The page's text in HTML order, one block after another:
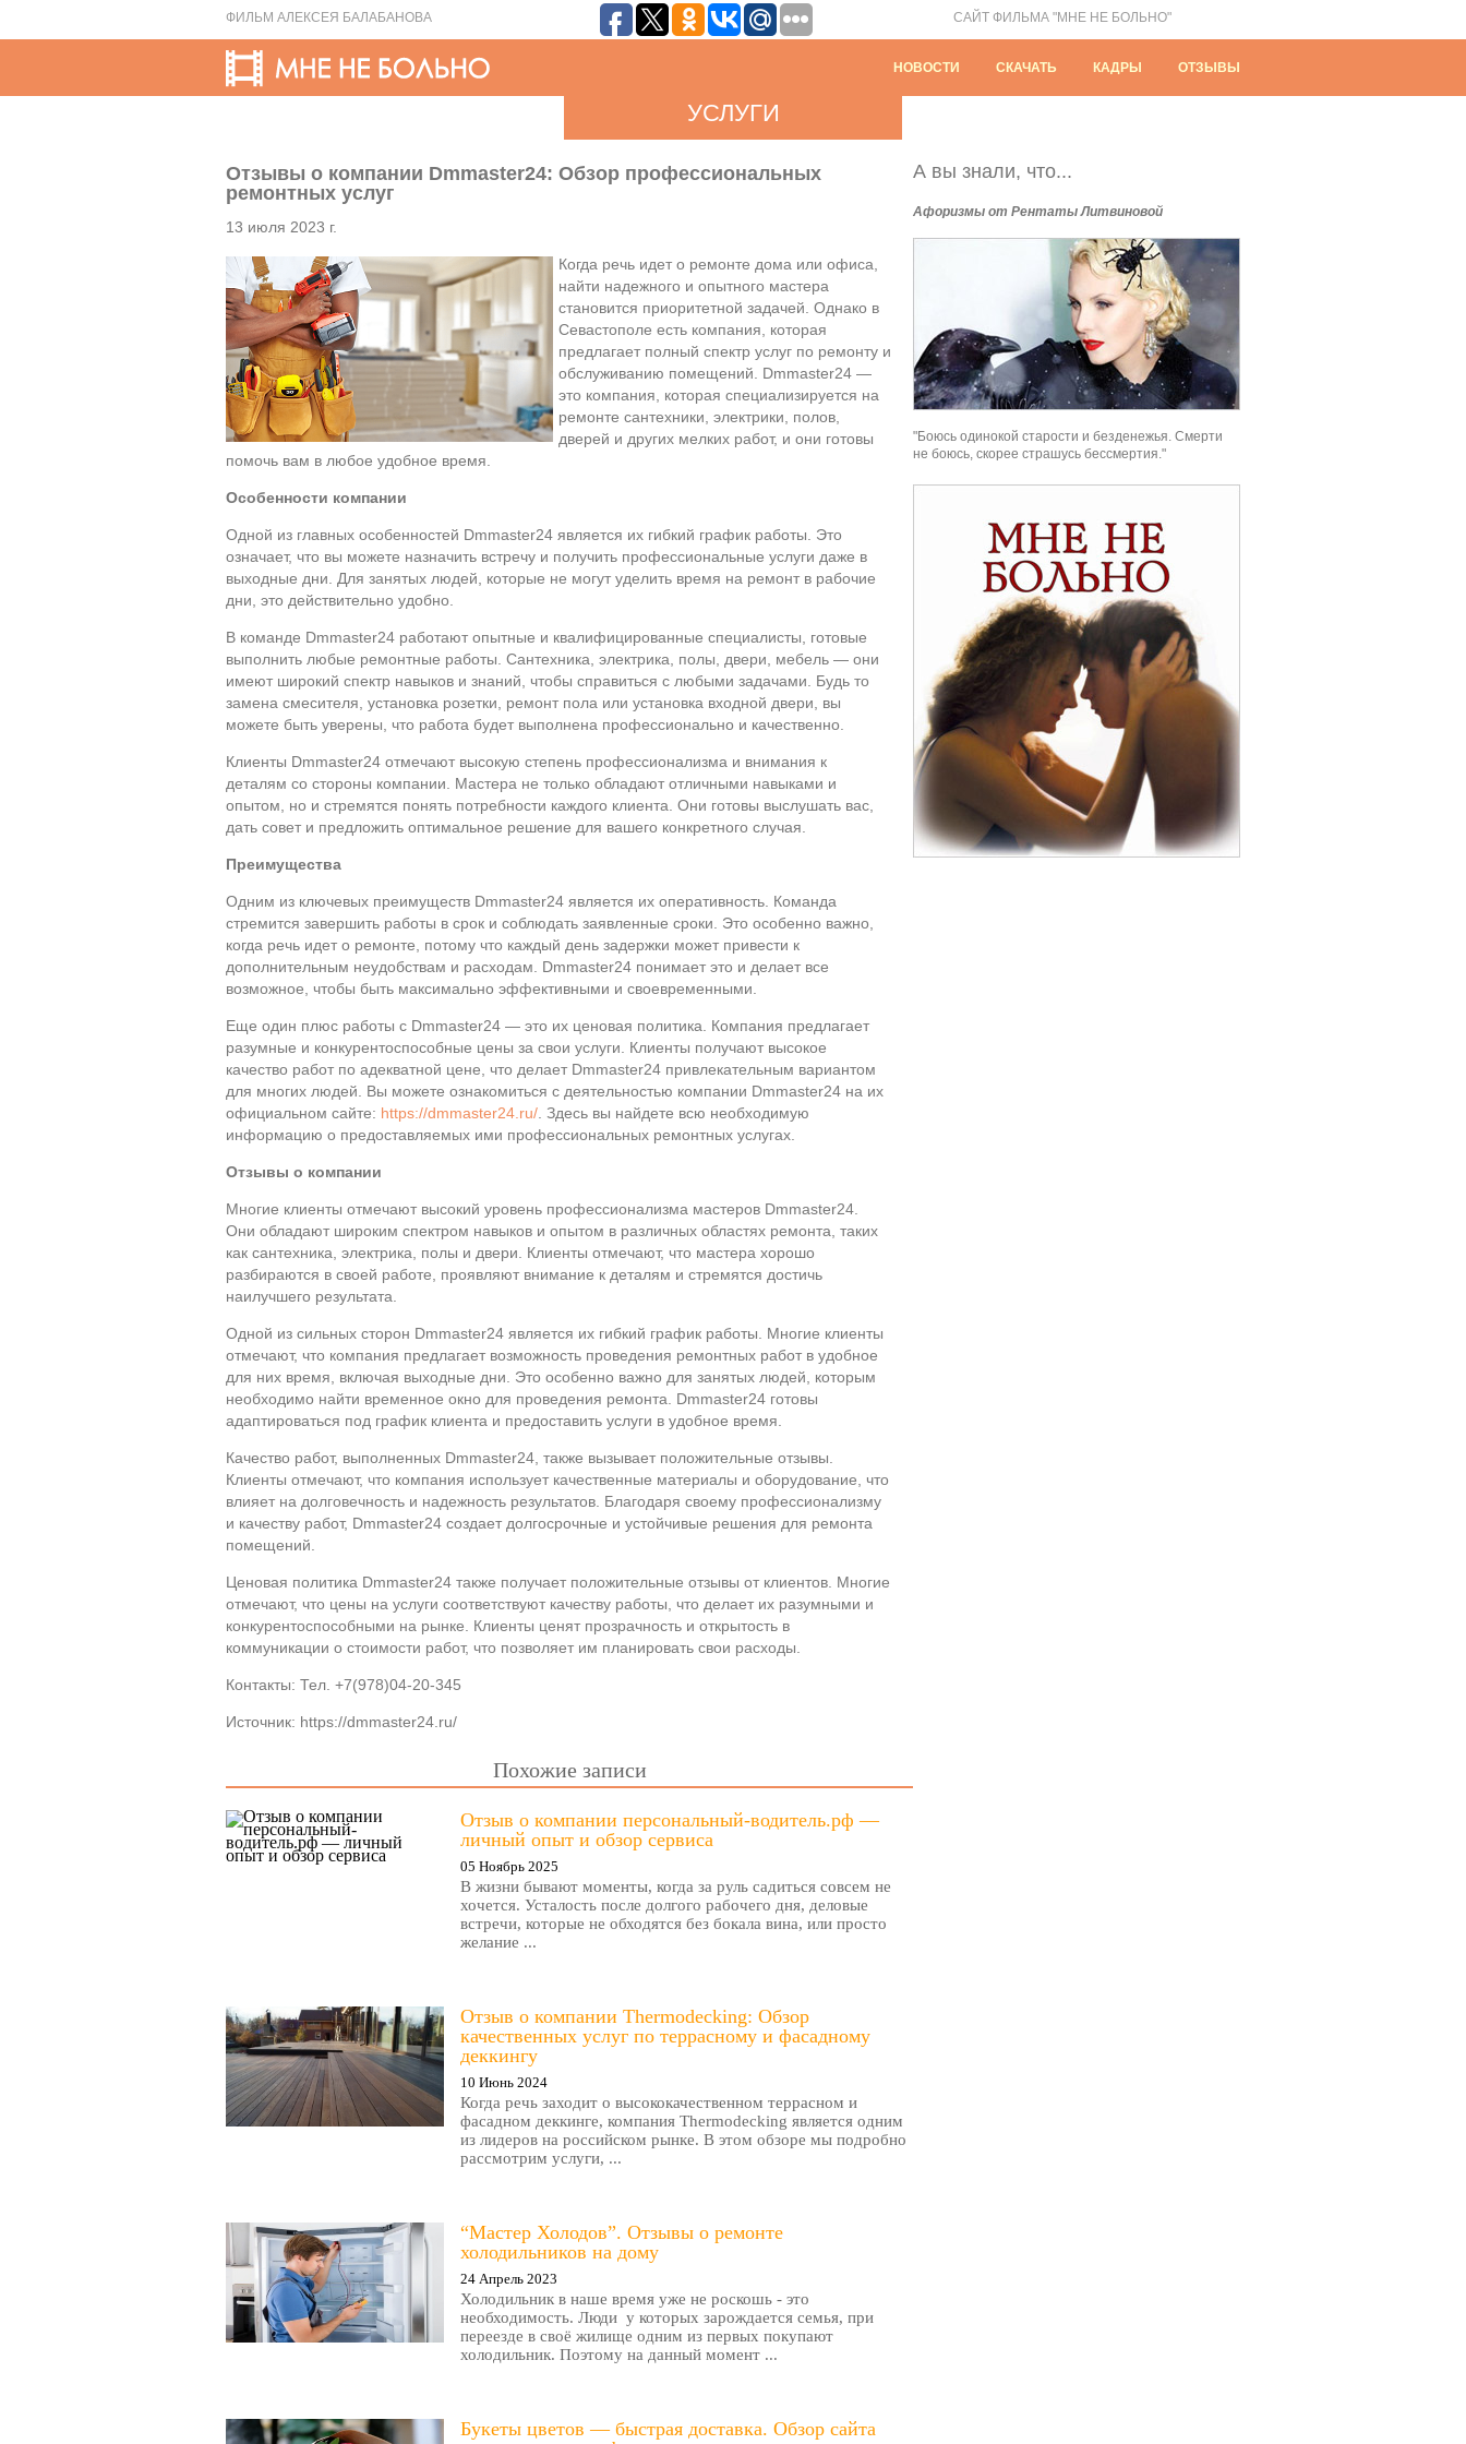
ФИЛЬМ АЛЕКСЕЯ БАЛАБАНОВА САЙТ ФИЛЬМА "МНЕ НЕ БОЛЬНО"
НОВОСТИ СКАЧАТЬ КАДРЫ ОТЗЫВЫ
УСЛУГИ
Отзывы о компании Dmmaster24: Обзор профессиональных
ремонтных услуг
13 июля 2023 г.
Когда речь идет о ремонте дома или офиса,
найти надежного и опытного мастера
становится приоритетной задачей. Однако в
Севастополе есть компания, которая
предлагает полный спектр услуг по ремонту и
обслуживанию помещений. Dmmaster24 —
это компания, которая специализируется на
ремонте сантехники, электрики, полов,
дверей и других мелких работ, и они готовы
помочь вам в любое удобное время.
Особенности компании
Одной из главных особенностей Dmmaster24 является их гибкий график работы. Это
означает, что вы можете назначить встречу и получить профессиональные услуги даже в
выходные дни. Для занятых людей, которые не могут уделить время на ремонт в рабочие
дни, это действительно удобно.
В команде Dmmaster24 работают опытные и квалифицированные специалисты, готовые
выполнить любые ремонтные работы. Сантехника, электрика, полы, двери, мебель — они
имеют широкий спектр навыков и знаний, чтобы справиться с любыми задачами. Будь то
замена смесителя, установка розетки, ремонт пола или установка входной двери, вы
можете быть уверены, что работа будет выполнена профессионально и качественно.
Клиенты Dmmaster24 отмечают высокую степень профессионализма и внимания к
деталям со стороны компании. Мастера не только обладают отличными навыками и
опытом, но и стремятся понять потребности каждого клиента. Они готовы выслушать вас,
дать совет и предложить оптимальное решение для вашего конкретного случая.
Преимущества
Одним из ключевых преимуществ Dmmaster24 является их оперативность. Команда
стремится завершить работы в срок и соблюдать заявленные сроки. Это особенно важно,
когда речь идет о ремонте, потому что каждый день задержки может привести к
дополнительным неудобствам и расходам. Dmmaster24 понимает это и делает все
возможное, чтобы быть максимально эффективными и своевременными.
Еще один плюс работы с Dmmaster24 — это их ценовая политика. Компания предлагает
разумные и конкурентоспособные цены за свои услуги. Клиенты получают высокое
качество работ по адекватной цене, что делает Dmmaster24 привлекательным вариантом
для многих людей. Вы можете ознакомиться с деятельностью компании Dmmaster24 на их
официальном сайте: https://dmmaster24.ru/ . Здесь вы найдете всю необходимую
информацию о предоставляемых ими профессиональных ремонтных услугах.
Отзывы о компании
Многие клиенты отмечают высокий уровень профессионализма мастеров Dmmaster24.
Они обладают широким спектром навыков и опытом в различных областях ремонта, таких
как сантехника, электрика, полы и двери. Клиенты отмечают, что мастера хорошо
разбираются в своей работе, проявляют внимание к деталям и стремятся достичь
наилучшего результата.
Одной из сильных сторон Dmmaster24 является их гибкий график работы. Многие клиенты
отмечают, что компания предлагает возможность проведения ремонтных работ в удобное
для них время, включая выходные дни. Это особенно важно для занятых людей, которым
необходимо найти временное окно для проведения ремонта. Dmmaster24 готовы
адаптироваться под график клиента и предоставить услуги в удобное время.
Качество работ, выполненных Dmmaster24, также вызывает положительные отзывы.
Клиенты отмечают, что компания использует качественные материалы и оборудование, что
влияет на долговечность и надежность результатов. Благодаря своему профессионализму
и качеству работ, Dmmaster24 создает долгосрочные и устойчивые решения для ремонта
помещений.
Ценовая политика Dmmaster24 также получает положительные отзывы от клиентов. Многие
отмечают, что цены на услуги соответствуют качеству работы, что делает их разумными и
конкурентоспособными на рынке. Клиенты ценят прозрачность и открытость в
коммуникации о стоимости работ, что позволяет им планировать свои расходы.
Контакты: Тел. +7(978)04-20-345
Источник: https://dmmaster24.ru/
Похожие записи
Отзыв о компании персональный-водитель.рф —
личный опыт и обзор сервиса
05 Ноябрь 2025
В жизни бывают моменты, когда за руль садиться совсем не
хочется. Усталость после долгого рабочего дня, деловые
встречи, которые не обходятся без бокала вина, или просто
желание ...
Отзыв о компании Thermodecking: Обзор
качественных услуг по террасному и фасадному
деккингу
10 Июнь 2024
Когда речь заходит о высококачественном террасном и
фасадном деккинге, компания Thermodecking является одним
из лидеров на российском рынке. В этом обзоре мы подробно
рассмотрим услуги, ...
“Мастер Холодов”. Отзывы о ремонте
холодильников на дому
24 Апрель 2023
Холодильник в наше время уже не роскошь - это
необходимость. Люди у которых зарождается семья, при
переезде в своё жилище одним из первых покупают
холодильник. Поэтому на данный момент ...
Букеты цветов — быстрая доставка. Обзор сайта
А вы знали, что...
Афоризмы от Рентаты Литвиновой
"Боюсь одинокой старости и безденежья. Смерти
не боюсь, скорее страшусь бессмертия."